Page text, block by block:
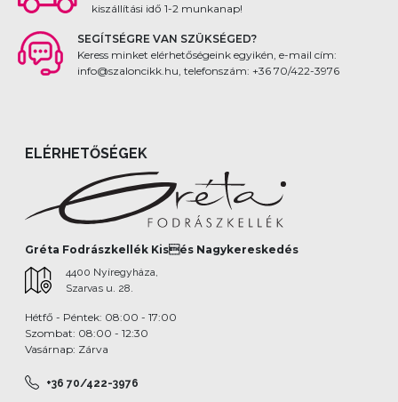
kiszállítási idő 1-2 munkanap!
SEGÍTSÉGRE VAN SZÜKSÉGED?
Keress minket elérhetőségeink egyikén, e-mail cím:
info@szaloncikk.hu, telefonszám: +36 70/422-3976
ELÉRHETŐSÉGEK
Gréta Fodrászkellék Kisés Nagykereskedés
4400 Nyíregyháza,
Szarvas u. 28.
Hétfő - Péntek: 08:00 - 17:00
Szombat: 08:00 - 12:30
Vasárnap: Zárva
+36 70/422-3976